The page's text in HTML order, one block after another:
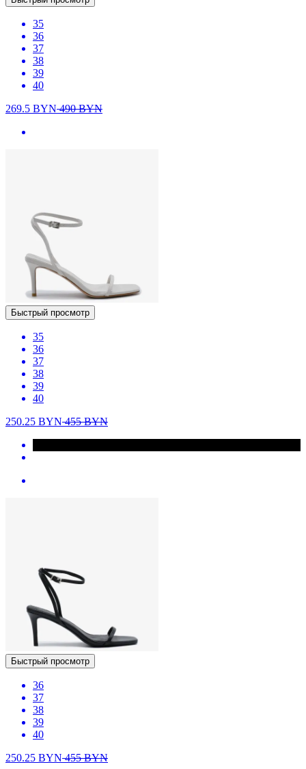
35
36
37
38
39
40
269.5 BYN490BYN
Быстрый просмотр
35
36
37
38
39
40
250.25 BYN455BYN
Быстрый просмотр
36
37
38
39
40
250.25 BYN455BYN